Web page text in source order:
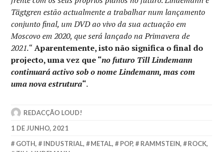
Tägtgren estão actualmente a trabalhar num lançamento
conjunto final, um DVD ao vivo da sua actuação em
Moscovo em 2020, que será lançado na Primavera de
2021.“Aparentemente, isto não significa o final do
projecto, uma vez que “no futuro Till Lindemann
continuará activo sob o nome Lindemann, mas com
uma nova estrutura“.
REDACÇÃO LOUD!
1 DE JUNHO, 2021
GOTH, INDUSTRIAL, METAL, POP, RAMMSTEIN, ROCK,